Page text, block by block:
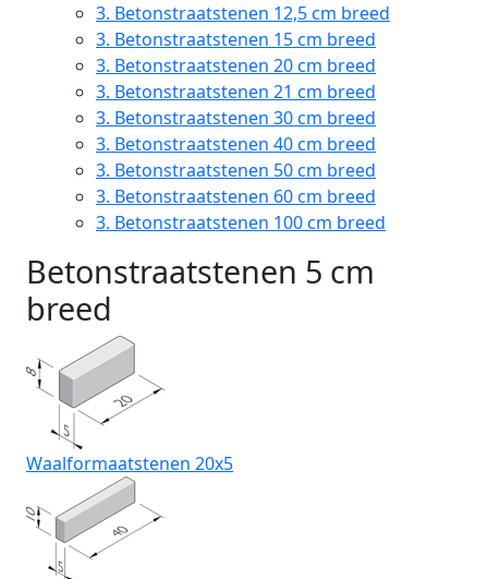
3. Betonstraatstenen 12,5 cm breed
3. Betonstraatstenen 15 cm breed
3. Betonstraatstenen 20 cm breed
3. Betonstraatstenen 21 cm breed
3. Betonstraatstenen 30 cm breed
3. Betonstraatstenen 40 cm breed
3. Betonstraatstenen 50 cm breed
3. Betonstraatstenen 60 cm breed
3. Betonstraatstenen 100 cm breed
Betonstraatstenen 5 cm
breed
Waalformaatstenen 20x5